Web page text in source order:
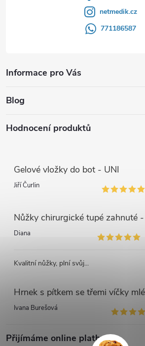
Informace pro Vás
netmedik.cz
771186587
Blog
Hodnocení produktů
Gelové vložky do bot - UNI
Jiří Čurlin
Nůžky chirurgické tupé zahnuté
Diana
Kvalitní nůžky, plní svůj...
Hrnek s pítkem se třemi víčky
Ivana Burešová
Přijímáme online platby